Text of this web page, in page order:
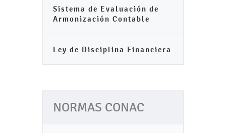
Sistema de Evaluación de
Armonización Contable
Ley de Disciplina Financiera
NORMAS CONAC